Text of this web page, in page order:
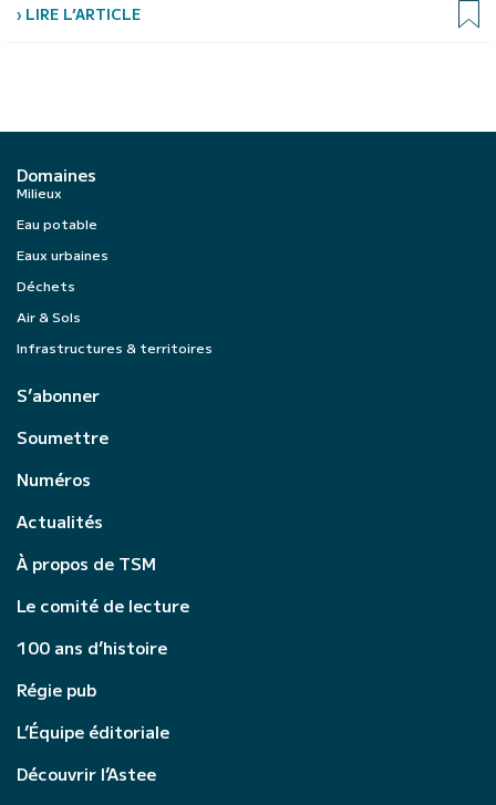
› LIRE L’ARTICLE
Domaines
Milieux
Eau potable
Eaux urbaines
Déchets
Air & Sols
Infrastructures & territoires
S’abonner
Soumettre
Numéros
Actualités
À propos de TSM
Le comité de lecture
100 ans d’histoire
Régie pub
L’Équipe éditoriale
Découvrir l’Astee